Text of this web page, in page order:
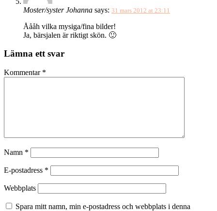
Moster/syster Johanna says: 31 mars 2012 at 23:11
Åååh vilka mysiga/fina bilder!
Ja, bärsjalen är riktigt skön. 🙂
Lämna ett svar
Kommentar *
Namn *
E-postadress *
Webbplats
Spara mitt namn, min e-postadress och webbplats i denna